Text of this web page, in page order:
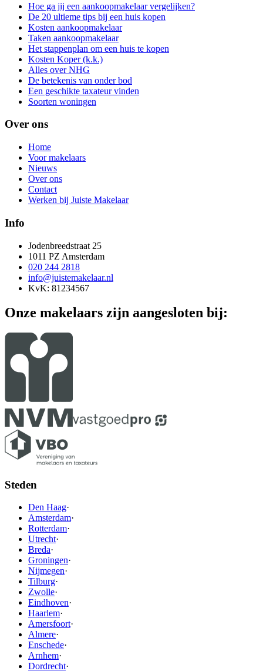
Hoe ga jij een aankoopmakelaar vergelijken?
De 20 ultieme tips bij een huis kopen
Kosten aankoopmakelaar
Taken aankoopmakelaar
Het stappenplan om een huis te kopen
Kosten Koper (k.k.)
Alles over NHG
De betekenis van onder bod
Een geschikte taxateur vinden
Soorten woningen
Over ons
Home
Voor makelaars
Nieuws
Over ons
Contact
Werken bij Juiste Makelaar
Info
Jodenbreedstraat 25
1011 PZ Amsterdam
020 244 2818
info@juistemakelaar.nl
KvK: 81234567
Onze makelaars zijn aangesloten bij:
Steden
Den Haag·
Amsterdam·
Rotterdam·
Utrecht·
Breda·
Groningen·
Nijmegen·
Tilburg·
Zwolle·
Eindhoven·
Haarlem·
Amersfoort·
Almere·
Enschede·
Arnhem·
Dordrecht·